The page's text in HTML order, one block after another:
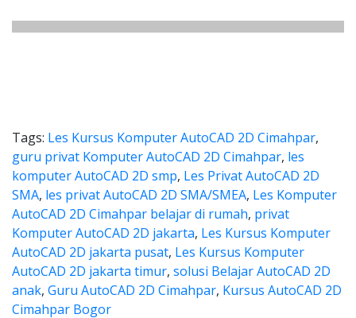
Tags: Les Kursus Komputer AutoCAD 2D Cimahpar,
guru privat Komputer AutoCAD 2D Cimahpar, les
komputer AutoCAD 2D smp, Les Privat AutoCAD 2D
SMA, les privat AutoCAD 2D SMA/SMEA, Les Komputer
AutoCAD 2D Cimahpar belajar di rumah, privat
Komputer AutoCAD 2D jakarta, Les Kursus Komputer
AutoCAD 2D jakarta pusat, Les Kursus Komputer
AutoCAD 2D jakarta timur, solusi Belajar AutoCAD 2D
anak, Guru AutoCAD 2D Cimahpar, Kursus AutoCAD 2D
Cimahpar Bogor